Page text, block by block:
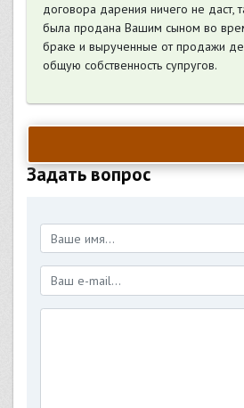
договора дарения ничего не даст,
была продана Вашим сыном во
браке и вырученные от продажи
общую собственность супругов.
Задать вопрос